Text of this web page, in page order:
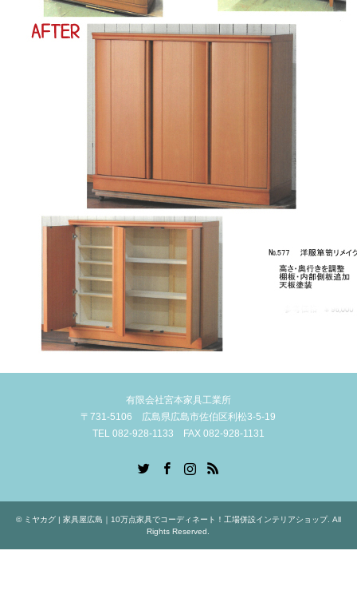
有限会社宮本家具工業所
〒731-5106 広島県広島市佐伯区利松3-5-19
TEL 082-928-1133 FAX 082-928-1131
RSS
© ミヤカグ | 家具屋広島｜10万点家具でコーディネート！工場併設インテリアショップ. All
Rights Reserved.